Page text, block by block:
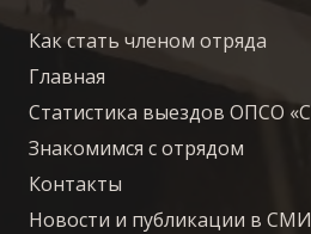
Как стать членом отряда
Главная
Статистика выездов ОПСО
Знакомимся с отрядом
Контакты
Новости и публикации в СМИ